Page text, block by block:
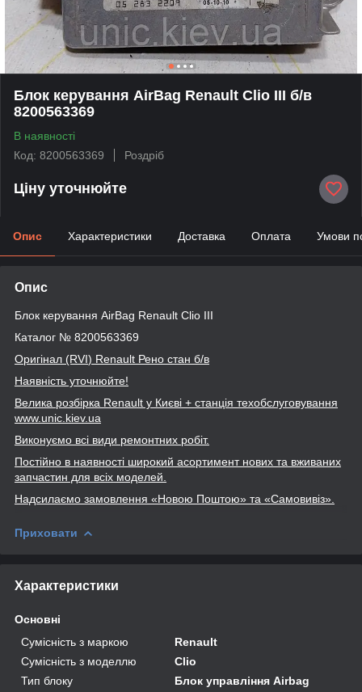
Блок керування AirBag Renault Clio III б/в
8200563369
В наявності
Код: 8200563369
Роздріб
Ціну уточнюйте
Опис Характеристики Доставка Оплата Умови
Опис
Блок керування AirBag Renault Clio III
Каталог № 8200563369
Оригінал (RVI) Renault Рено стан б/в
Наявність уточнюйте!
Велика розбірка Renault у Києві + станція техобслуговування
www.unic .kiev.ua
Виконуємо всі види ремонтних робіт.
Постійно в наявності широкий асортимент нових та вживаних
запчастин для всіх моделей.
Надсилаємо замовлення «Новою Поштою» та «Самовивіз».
Приховати
Характеристики
Основні
Сумісність з маркою
Renault
Сумісність з моделлю
Clio
Тип блоку
Блок управління Airbag